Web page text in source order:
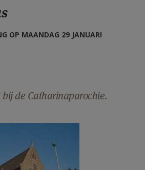
REGISTREREN
OP MAANDAG 29 JANUARI
de Catharinaparochie.